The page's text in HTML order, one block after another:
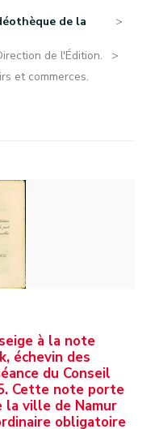
de la
de l'Édition.
et commerces.
à la note
échevin des
du Conseil
Cette note porte
ville de Namur
obligatoire